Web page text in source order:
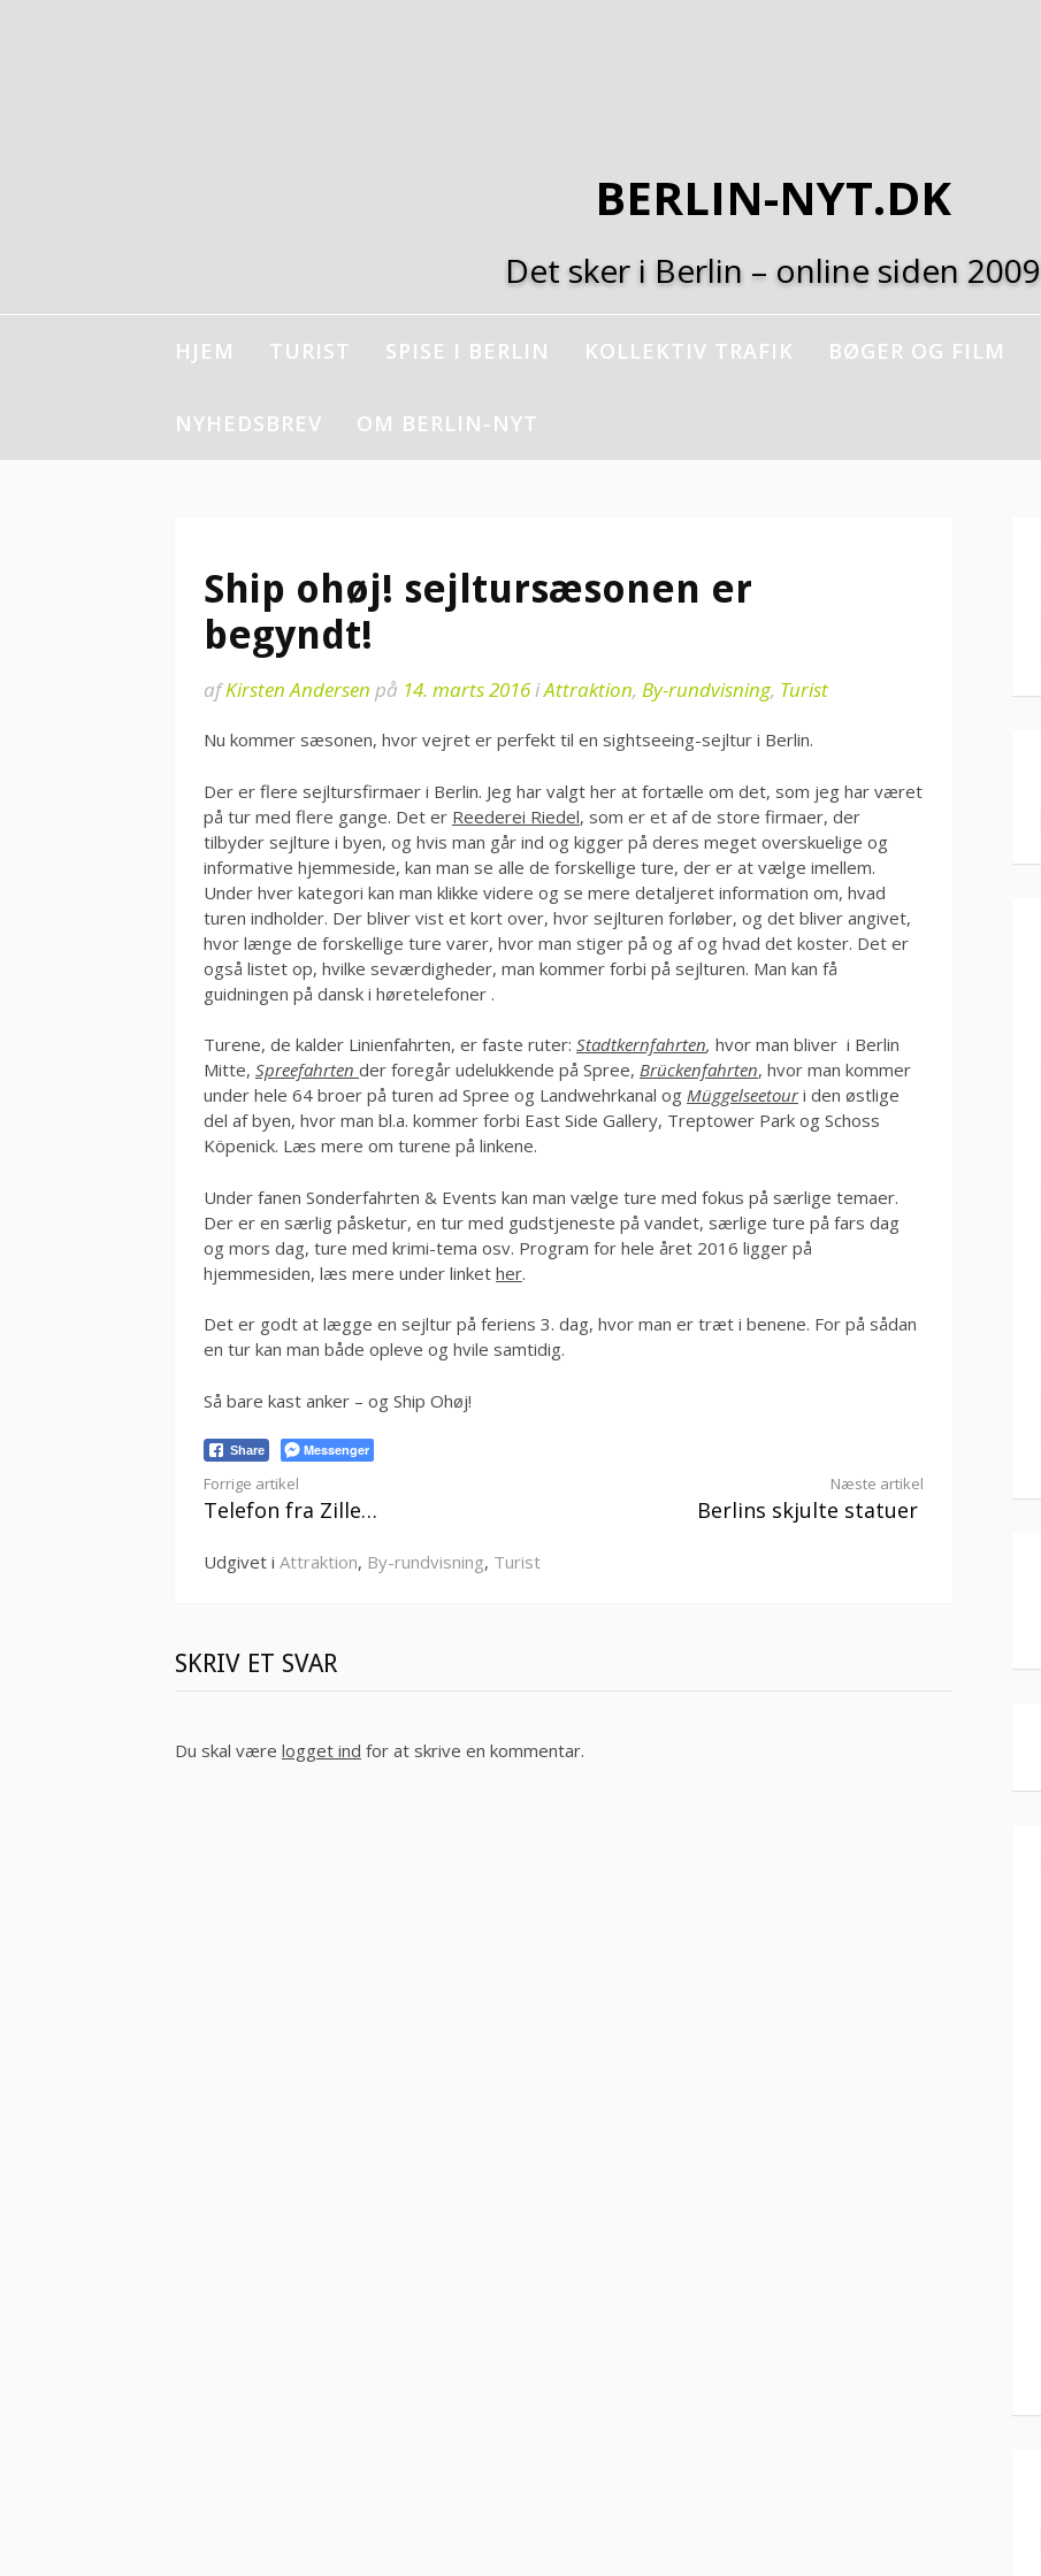
BERLIN-NYT.DK
Det sker i Berlin – online siden 2009
HJEM TURIST SPISE I BERLIN KOLLEKTIV TRAFIK BØGER OG FILM
NYHEDSBREV OM BERLIN-NYT
Ship ohøj! sejltursæsonen er
begyndt!
afKirsten Andersen på 14. marts 2016iAttraktion, By-rundvisning, Turist
Nu kommer sæsonen, hvor vejret er perfekt til en sightseeing-sejltur i Berlin.
Der er flere sejltursfirmaer i Berlin. Jeg har valgt her at fortælle om det, som jeg har været
på tur med flere gange. Det er Reederei Riedel, som er et af de store firmaer, der
tilbyder sejlture i byen, og hvis man går ind og kigger på deres meget overskuelige og
informative hjemmeside, kan man se alle de forskellige ture, der er at vælge imellem.
Under hver kategori kan man klikke videre og se mere detaljeret information om, hvad
turen indholder. Der bliver vist et kort over, hvor sejlturen forløber, og det bliver angivet,
hvor længe de forskellige ture varer, hvor man stiger på og af og hvad det koster. Det er
også listet op, hvilke seværdigheder, man kommer forbi på sejlturen. Man kan få
guidningen på dansk i høretelefoner .
Turene, de kalder Linienfahrten, er faste ruter: Stadtkernfahrten, hvor man bliver i Berlin
Mitte, Spreefahrten der foregår udelukkende på Spree, Brückenfahrten, hvor man kommer
under hele 64 broer på turen ad Spree og Landwehrkanal og Müggelseetouri den østlige
del af byen, hvor man bl.a. kommer forbi East Side Gallery, Treptower Park og Schoss
Köpenick. Læs mere om turene på linkene.
Under fanen Sonderfahrten & Events kan man vælge ture med fokus på særlige temaer.
Der er en særlig påsketur, en tur med gudstjeneste på vandet, særlige ture på fars dag
og mors dag, ture med krimi-tema osv. Program for hele året 2016 ligger på
hjemmesiden, læs mere under linket her.
Det er godt at lægge en sejltur på feriens 3. dag, hvor man er træt i benene. For på sådan
en tur kan man både opleve og hvile samtidig.
Så bare kast anker – og Ship Ohøj!
Share Messenger
Læs
Forrige artikel
Telefon fra Zille…
Næste artikel
Berlins skjulte statuer
Udgivet i Attraktion, By-rundvisning, Turist
SKRIV ET SVAR
Du skal være logget ind for at skrive en kommentar.